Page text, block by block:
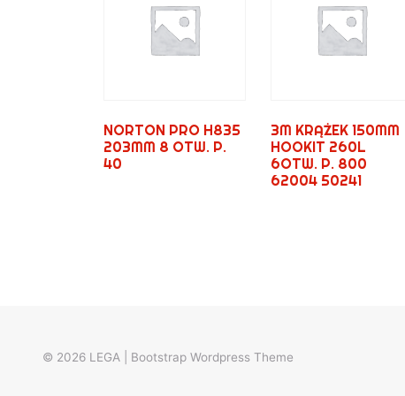
NORTON PRO H835
203MM 8 OTW. P.
40
3M KRĄŻEK 150MM
HOOKIT 260L
6OTW. P. 800
62004 50241
© 2026 LEGA Bootstrap Wordpress Theme